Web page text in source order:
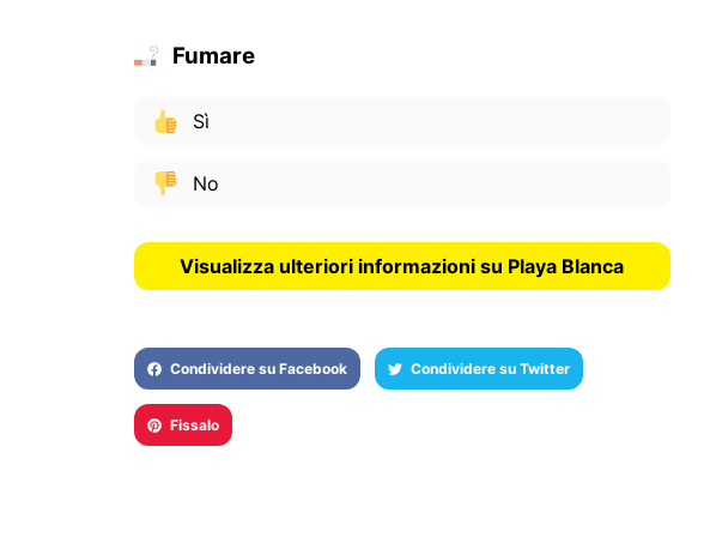
Fumare
Sì
No
Visualizza ulteriori informazioni su Playa Blanca
Condividere su Facebook Condividere su Twitter
Fissalo